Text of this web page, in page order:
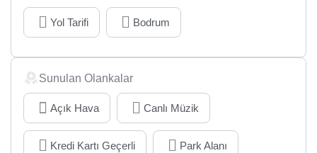
Yol Tarifi Bodrum
Sunulan Olankalar
Açık Hava Canlı Müzik
Kredi Kartı Geçerli Park Alanı